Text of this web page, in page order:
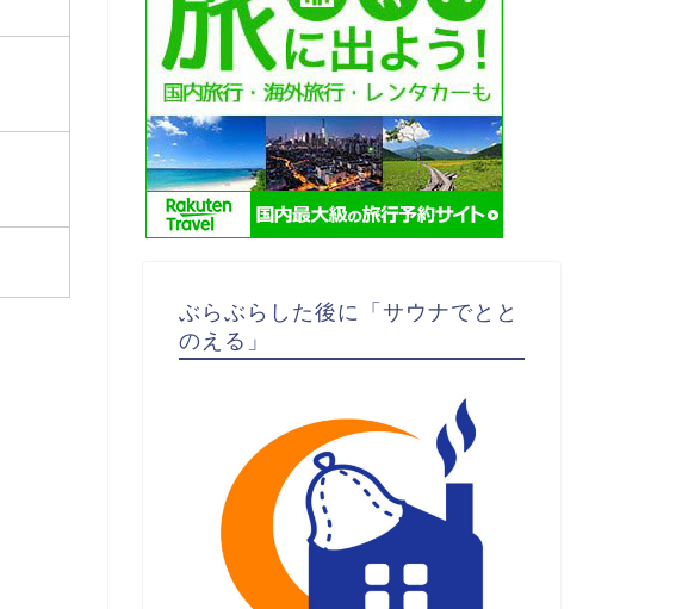
ぶらぶらした後に「サウナでとと
のえる」